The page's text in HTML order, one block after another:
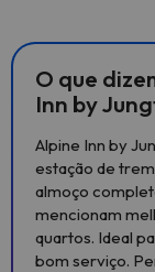
O que
Inn by
Alpine Inn by
estação de
almoço
mencionam
quartos. Ideal
bom serviço.